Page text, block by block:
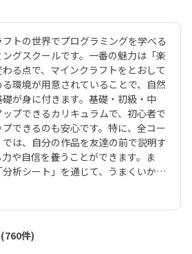
トの世界でプログラミングを学べる
グスクールです。一番の魅力は「楽
る点で、マインクラフトをとおして
環境が用意されていることで、自然
が身に付きます。基礎・初級・中
プできるカリキュラムで、初心者で
できるのも安心です。特に、全コー
は、自分の作品を友達の前で説明す
や自信を養うことができます。ま
析シート」を通じて、うまくいかな
かを考える習慣が身に付くのも特徴
どもたちの答えを引き出すコーチン
考え、解決する力を育みます。全国
れ、初めてでも安心して参加できる
ながら未来につながる力を育てられ
件)